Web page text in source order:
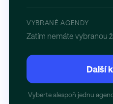
VYBRANÉ AGENDY
Zatím nemáte vybranou
Další
Vyberte alespoň jednu